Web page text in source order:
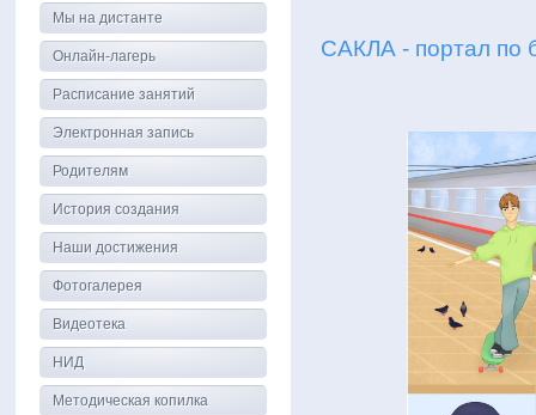
САКЛА - портал по
Мы на дистанте
Онлайн-лагерь
Расписание занятий
Электронная запись
Родителям
История создания
Наши достижения
Фотогалерея
Видеотека
НИД
Методическая копилка